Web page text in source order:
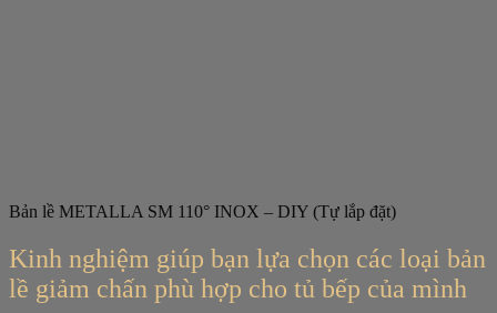
Bản lề METALLA SM 110° INOX – DIY (Tự lắp đặt)
Kinh nghiệm giúp bạn lựa chọn các loại bản
lề giảm chấn phù hợp cho tủ bếp của mình